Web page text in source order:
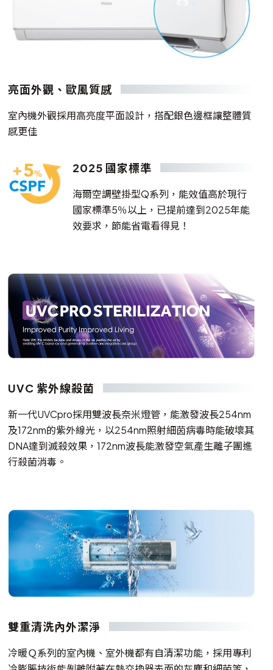
亮面外觀、歐風質感
室內機外觀採用高亮度平面設計，搭配銀色邊框讓整體質
感更佳
2025 國家標準
海爾空調壁掛型Q系列，能效值高於現行
國家標準5％以上，已提前達到2025年能
效要求，節能省電看得見！
UVC 紫外線殺菌
新一代UVCpro採用雙波長奈米燈管，能激發波長254nm
及172nm的紫外線光，以254nm照射細茵病毒時能破壞其
DNA達到滅殺效果，172nm波長能激發空氣產生離子團進
行殺菌消毒。
雙重清洗內外潔淨
冷暖Ｑ系列的室內機、室外機都有自清潔功能，採用專利